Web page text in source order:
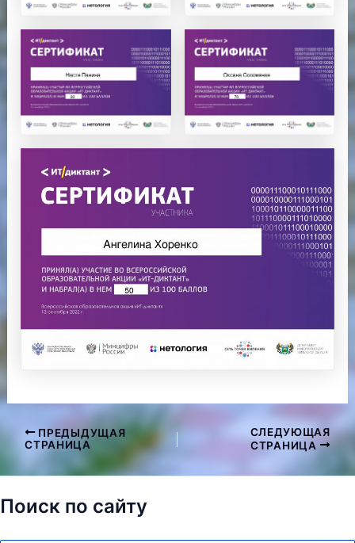
Навигация
записям
ПРЕДЫДУЩАЯ
СТРАНИЦА
СЛЕДУЮЩАЯ
СТРАНИЦА
Поиск по сайту